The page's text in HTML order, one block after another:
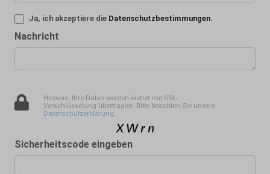
Ja, ich akzeptiere die Datenschutzbestimmungen.
Nachricht
Hinweis: Ihre Daten werden sicher mit SSL-
Verschlüsselung übertragen. Bitte beachten Sie unsere
Datenschutzerklärung.
Sicherheitscode eingeben